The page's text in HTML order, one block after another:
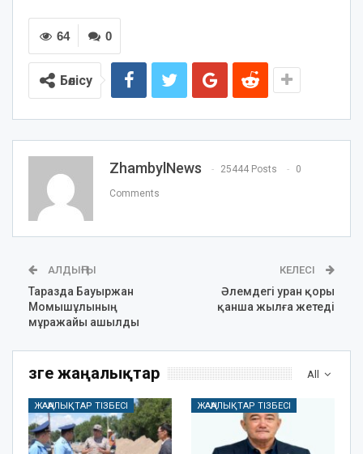
0
64
Бөлісу
ZhambylNews 25444 Posts 0
Comments
АЛДЫҢҒЫ
Таразда Бауыржан
Момышұлының
мұражайы ашылды
КЕЛЕСІ
Әлемдегі уран қоры
қанша жылға жетеді
All
Өзге жаңалықтар
ЖАҢАЛЫҚТАР ТІЗБЕСІ ЖАҢАЛЫҚТАР ТІЗБЕСІ